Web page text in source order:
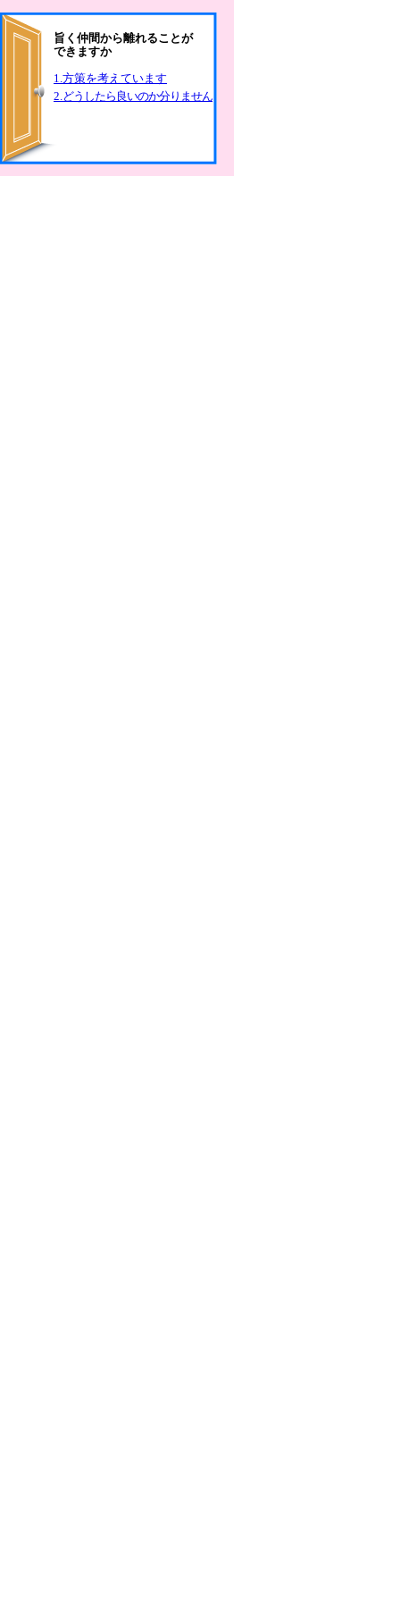
旨く仲間から離れることが
できますか
1.方策を考えています
2.どうしたら良いのか分りません